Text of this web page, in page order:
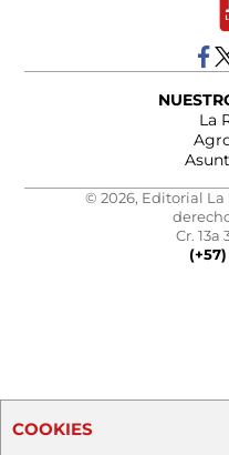
La
© 2026, Editorial La
Cr. 13a
COOKIES